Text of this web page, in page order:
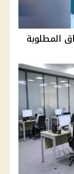
2026.. الأوراق المطلوبة